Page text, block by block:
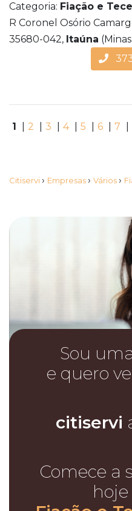
Categoria: Fiação e
R Coronel Osório
35680-042, Itaúna
1 2 3 4 5 6 7
Citiservi › Empresas › Vários ›
Sou
e quero
citiservi
Comece a